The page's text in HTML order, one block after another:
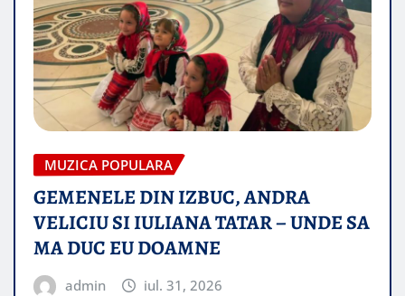
MUZICA POPULARA
GEMENELE DIN IZBUC, ANDRA
VELICIU SI IULIANA TATAR – UNDE SA
MA DUC EU DOAMNE
admin iul. 31, 2026